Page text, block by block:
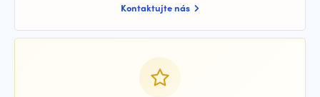
Kontaktujte nás